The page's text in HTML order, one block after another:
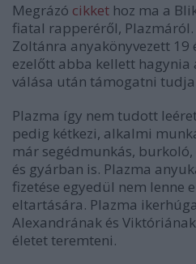
Megrázó cikket hoz ma a
fiatal rapperéről,
Zoltánra anyakönyvezett 19
ezelőtt abba kellett hagynia
válása után támogatni
Plazma így nem tudott
pedig kétkezi, alkalmi
már segédmunkás,
és gyárban is. Plazma
fizetése egyedül nem lenne
eltartására. Plazma
Alexandrának és
életet teremteni.